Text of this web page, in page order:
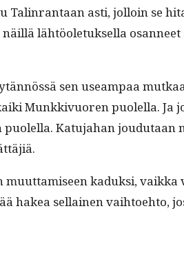
Tal­in­ran­taan asti, jol­loin se
lähtöo­le­tuk­sel­la
sen use­am­paa
Munkkivuoren puolel­la.
Katu­ja­han
kaduk­si,
hakea sel­l­ainen vai­h­toe­hto,